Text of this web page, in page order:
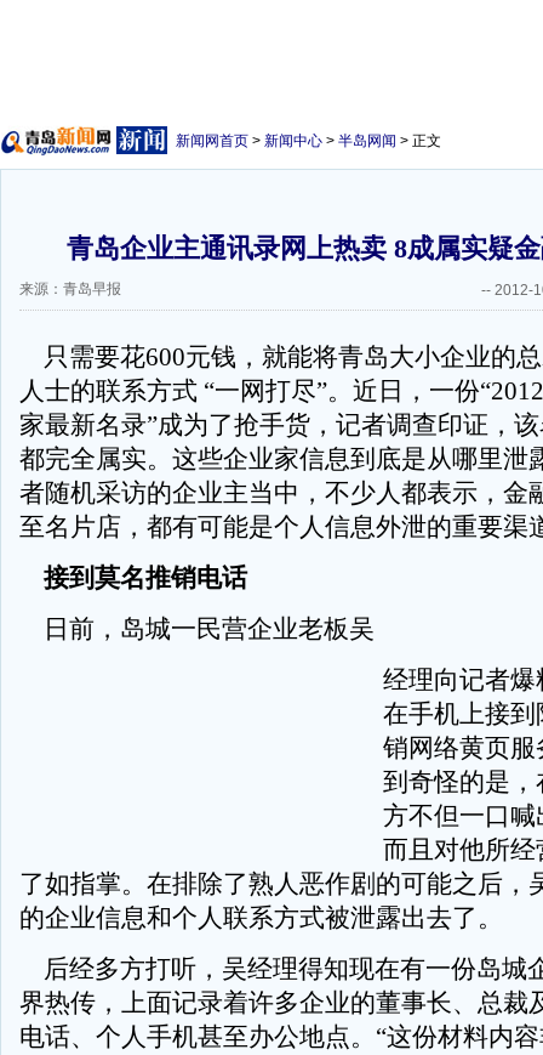
新闻网首页 > 新闻中心 > 半岛网闻 > 正文
青岛企业主通讯录网上热卖 8成属实疑
来源：青岛早报 -- 2012-
只需要花600元钱，就能将青岛大小企业的
人士的联系方式 “一网打尽”。近日，一份
家最新名录”成为了抢手货，记者调查印证，
都完全属实。这些企业家信息到底是从哪里泄
者随机采访的企业主当中，不少人都表示，金
至名片店，都有可能是个人信息外泄的重要渠
接到莫名推销电话
日前，岛城一民营企业老板吴
经理向记者
在手机上接
销网络黄页
到奇怪的是
方不但一口
而且对他所
了如指掌。在排除了熟人恶作剧的可能之后，
的企业信息和个人联系方式被泄露出去了。
后经多方打听，吴经理得知现在有一份岛城
界热传，上面记录着许多企业的董事长、总裁
电话、个人手机甚至办公地点。“这份材料内